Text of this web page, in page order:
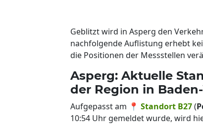
Geblitzt wird in Asperg den
nachfolgende Auflistung erhebt
die Positionen der Messstellen
Asperg: Aktuelle
der Region in
Aufgepasst am 📍 Standort B27(
10:54 Uhr gemeldet wurde, wird